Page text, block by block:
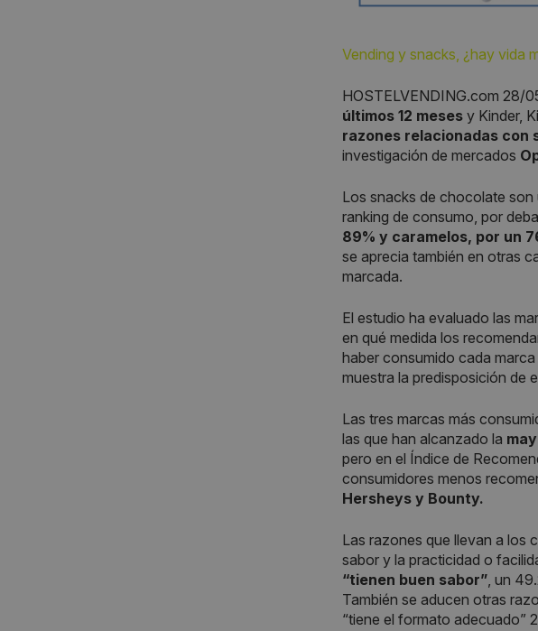
Vending y snacks, ¿hay vida
HOSTELVENDING.com 28/
últimos 12 meses y Kinder,
razones relacionadas con
investigación de mercados
Los snacks de chocolate son
ranking de consumo, por
89% y caramelos, por un
se aprecia también en otras
marcada.
El estudio ha evaluado las
en qué medida los
haber consumido cada
muestra la predisposición de
Las tres marcas más
las que han alcanzado la
pero en el Índice de
consumidores menos
Hersheys y Bounty.
Las razones que llevan a los
sabor y la practicidad o
“tienen buen sabor” , un
También se aducen otras
“tiene el formato adecuado”